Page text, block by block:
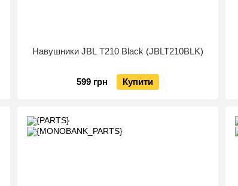
Навушники JBL T210 Black (JBLT210BLK)
599 грн Купити